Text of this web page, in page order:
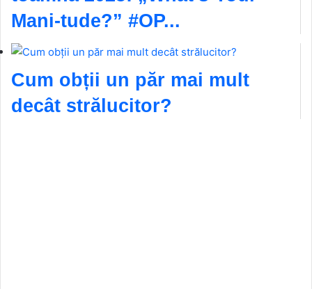
Mani-tude?” #OP...
Cum obții un păr mai mult
decât strălucitor?